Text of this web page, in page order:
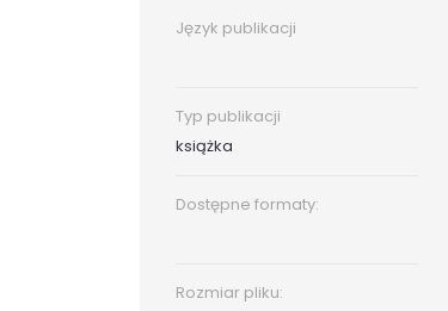
Język publikacji
Typ publikacji
książka
Dostępne formaty:
Rozmiar pliku: